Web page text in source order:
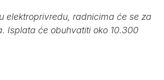
elektroprivredu, radnicima će se za
Isplata će obuhvatiti oko 10.300